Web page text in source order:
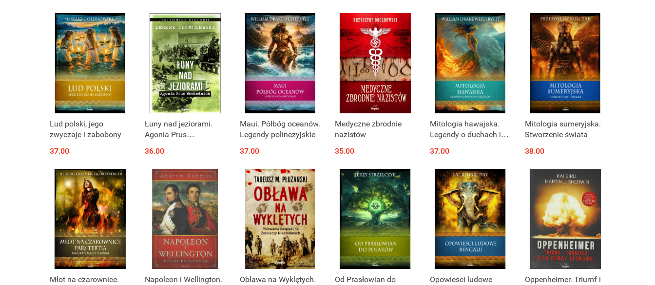
Lud polski, jego
zwyczaje i zabobony
37.00
Łuny nad jeziorami.
Agonia Prus
36.00
Maui. Półbóg oceanów.
Legendy polinezyjskie
37.00
Medyczne zbrodnie
nazistów
35.00
Mitologia hawajska.
Legendy o duchach i
37.00
Mitologia sumeryjska.
Stworzenie świata
38.00
Młot na czarownice.
Napoleon i Wellington.
Obława na Wyklętych.
Od Prasłowian do
Opowieści ludowe
Oppenheimer. Triumf i